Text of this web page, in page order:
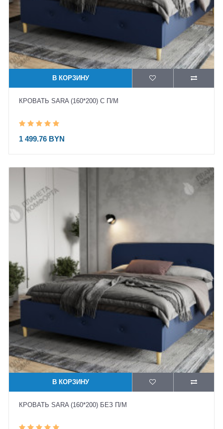
В КОРЗИНУ
КРОВАТЬ SARA (160*200) С П/М
1 499.76 BYN
В КОРЗИНУ
КРОВАТЬ SARA (160*200) БЕЗ П/М